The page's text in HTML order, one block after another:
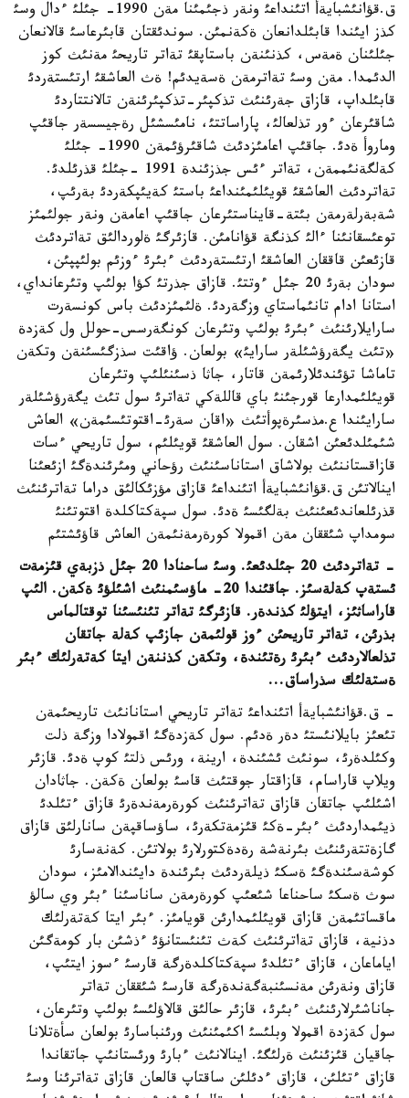
ق.قؤانئشبايةأ اتئنداعئ ونةر ذجئمئنا مةن 1990- جئلئ ءدال وسئ
كذز ايئندا قابئلدانعان ةكةنمئن. سوندئقتان قابئرعاسئ قالانعان
جئلئنان ةمةس، كذنئنةن باستاپقئ تةاتر تاريحئ مةنئث كوز
الدئمدا. مةن وسئ تةاترمةن ةسةيدئم! ةث العاشقئ ارتئستةردئ
قابئلداپ، قازاق جةرئنئث تذكپئر-تذكپئرئنةن تالانتتاردئ
شاقئرعان ءور تذلعالئ، پاراساتتئ، نامئسشئل رةجيسسةر جاقئپ
وماروأ ةدئ. جاقئپ اعامئزدئث شاقئرؤئمةن 1990- جئلئ
كةلگةنئممةن، تةاتر ءئس جذزئندة 1991 -جئلئ قذرئلدئ.
تةاتردئث العاشقئ قويئلئمئنداعئ باستئ كةيئپكةردئ بةرئپ،
شةبةرلةرمةن بئتة-قايناستئرعان جاقئپ اعامةن ونةر جولئمئز
توعئسقانئنا ءالئ كذنگة قؤانامئن. قازئرگئ ةلوردالئق تةاتردئث
قازئعئن قاققان العاشقئ ارتئستةردئث ءبئرئ ءوزئم بولئپپئن،
سودان بةرئ 20 جئل ءوتتئ. قازاق جذرتئ كؤا بولئپ وتئرعانداي،
استانا ادام تانئماستاي وزگةردئ. ةلئمئزدئث باس كونسةرت
سارايلارئنئث ءبئرئ بولئپ وتئرعان كونگةرسس-حولل ول كةزدة
«تئث يگةرؤشئلةر سارايئ» بولعان. ؤاقئت سذزگئسئنةن وتكةن
تاماشا تؤئندئلارئمةن قاتار، جاثا ذسئنئلئپ وتئرعان
قويئلئمدارعا قورجئنئ باي قاللةكي تةاترئ سول تئث يگةرؤشئلةر
سارايئندا ع.مذسئرةپوأتئث «اقان سةرئ-اقتوتئسئمةن» العاش
شئمئلدئعئن اشقان. سول العاشقئ قويئلئم، سول تاريحي ءسات
قازاقستاننئث بولاشاق استاناسئنئث رؤحاني ومئرئندةگئ ازئعئنا
اينالاتئن ق.قؤانئشبايةأ اتئنداعئ قازاق مؤزئكالئق دراما تةاترئنئث
قذرئلعاندئعئنئث بةلگئسئ ةدئ. سول سپةكتاكلدة اقتوتئنئ
سومداپ شئققان مةن اقمولا كورةرمةنئمةن العاش قاؤئشتئم
- تةاتردئث 20 جئلدئعئ. وسئ ساحنادا 20 جئل ذزبةي قئزمةت
ئستةپ كةلةسئز. جاقئندا 20- ماؤسئمنئث اشئلؤئ ةكةن. الئپ
قاراساثئز، ايتؤلئ كذندةر. قازئرگئ تةاتر تئنئسئنا توقتالماس
بذرئن، تةاتر تاريحئن ءوز قولئمةن جازئپ كةلة جاتقان
تذلعالاردئث ءبئرئ رةتئندة، وتكةن كذننةن ايتا كةتةرلئك ءبئر
ةستةلئك سذراساق...
- ق.قؤانئشبايةأ اتئنداعئ تةاتر تاريحي استانانئث تاريحئمةن
تئعئز بايلانئستئ دةر ةدئم. سول كةزدةگئ اقمولادا وزگة ذلت
وكئلدةرئ، سونئث ئشئندة، ارينة، ورئس ذلتئ كوپ ةدئ. قازئر
ويلاپ قاراسام، قازاقتار جوقتئث قاسئ بولعان ةكةن. جاثادان
اشئلئپ جاتقان قازاق تةاترئنئث كورةرمةندةرئ قازاق ءتئلدئ
ذيئمداردئث ءبئر-ةكئ قئزمةتكةرئ، ساؤساقپةن سانارلئق قازاق
گازةتتةرئنئث بئرنةشة رةدةكتورلارئ بولاتئن. كةنةسارئ
كوشةسئندةگئ ةسكئ ذيلةردئث بئرئندة دايئندالامئز، سودان
سوث ةسكئ ساحناعا شئعئپ كورةرمةن ساناسئنا ءبئر وي سالؤ
ماقساتئمةن قازاق قويئلئمدارئن قويامئز. ءبئر ايتا كةتةرلئك
دذنية، قازاق تةاترئنئث كةث تئنئستانؤئ ءذشئن بار كومةگئن
اياماعان، قازاق ءتئلدئ سپةكتاكلدةرگة قارسئ ءسوز ايتئپ،
قازاق ونةرئن مةنسئنبةگةندةرگة قارسئ شئققان تةاتر
جاناشئرلارئنئث ءبئرئ، قازئر حالئق قالاؤلئسئ بولئپ وتئرعان،
سول كةزدة اقمولا وبلئسئ اكئمئنئث ورئنباسارئ بولعان سأةتلانا
جاقيان قئزئنئث ةرلئگئ. اينالانئث ءبارئ ورئستانئپ جاتقاندا
قازاق ءتئلئن، قازاق ءدئلئن ساقتاپ قالعان قازاق تةاترئنا وسئ